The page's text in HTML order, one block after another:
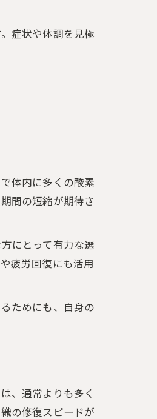
症状や体調を見極
体内に多くの酸素
間の短縮が期待さ
にとって有力な選
疲労回復にも活用
ためにも、自身の
、通常よりも多く
の修復スピードが